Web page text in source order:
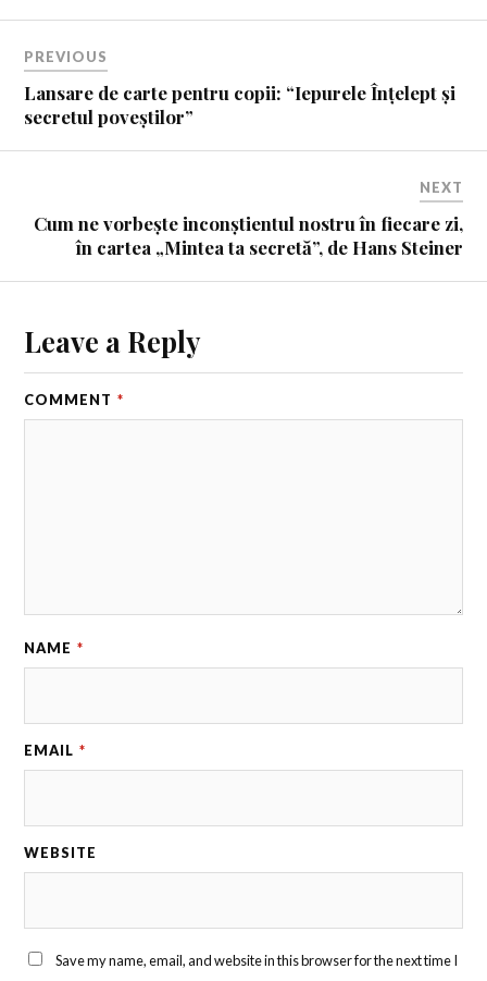
PREVIOUS
Lansare de carte pentru copii: “Iepurele Înțelept și
secretul poveștilor”
NEXT
Cum ne vorbește inconștientul nostru în fiecare zi,
în cartea „Mintea ta secretă”, de Hans Steiner
Leave a Reply
COMMENT *
NAME *
EMAIL *
WEBSITE
Save my name, email, and website in this browser for the next time I